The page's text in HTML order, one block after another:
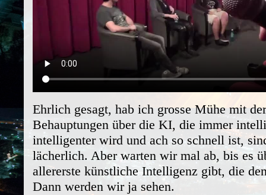
Ehrlich gesagt, hab ich grosse Mühe mit
Behauptungen über die KI, die immer
intelligenter wird und ach so schnell ist,
lächerlich. Aber warten wir mal ab, bis es
allererste künstliche Intelligenz gibt, die
Dann werden wir ja sehen.